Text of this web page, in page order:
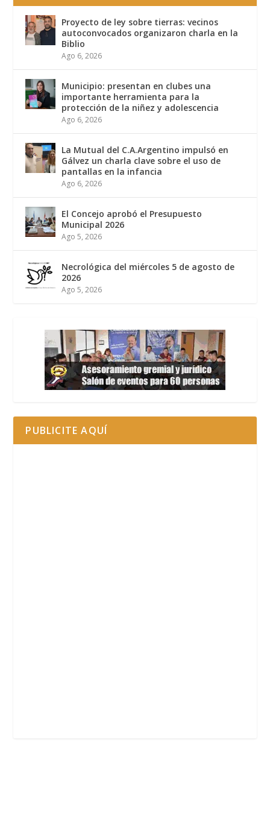
Proyecto de ley sobre tierras: vecinos
autoconvocados organizaron charla en la
Biblio
Ago 6, 2026
Municipio: presentan en clubes una
importante herramienta para la
protección de la niñez y adolescencia
Ago 6, 2026
La Mutual del C.A.Argentino impulsó en
Gálvez un charla clave sobre el uso de
pantallas en la infancia
Ago 6, 2026
El Concejo aprobó el Presupuesto
Municipal 2026
Ago 5, 2026
Necrológica del miércoles 5 de agosto de
2026
Ago 5, 2026
PUBLICITE AQUÍ